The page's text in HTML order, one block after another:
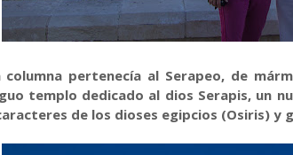
columna pertenecía al Serapeo, de
templo dedicado al dios Serapis, un
de los dioses egipcios (Osiris) y